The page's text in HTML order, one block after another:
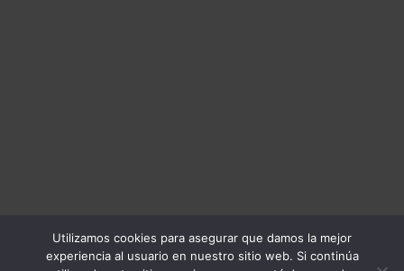
Esta página utiliza cookies y otras
tecnologías para que podamos
Utilizamos cookies para asegurar que damos la mejor
experiencia al usuario en nuestro sitio web. Si continúa